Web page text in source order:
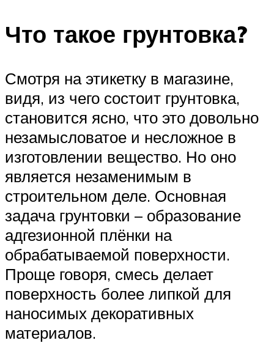
Что такое грунтовка?
Смотря на этикетку в магазине,
видя, из чего состоит грунтовка,
становится ясно, что это довольно
незамысловатое и несложное в
изготовлении вещество. Но оно
является незаменимым в
строительном деле. Основная
задача грунтовки – образование
адгезионной плёнки на
обрабатываемой поверхности.
Проще говоря, смесь делает
поверхность более липкой для
наносимых декоративных
материалов.